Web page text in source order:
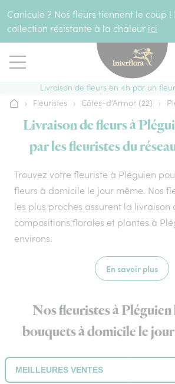
Canicule ? Nos fleurs tiennent le coup
collection résistante à la chaleur ici
Livraison de fleurs en 4h par un
Accueil
› Fleuristes › Côtes-d'Armor (22) ›
Livraison de fleurs à
par les fleuristes du
Trouvez votre fleuriste à Pléguien
fleurs à domicile le jour même. Nos
les plus proches assurent la livraison
compositions florales et plantes à
environs.
En savoir plus
Nos fleuristes à
bouquets à domicile le